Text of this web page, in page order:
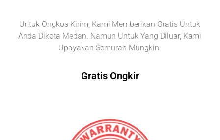
Untuk Ongkos Kirim, Kami Memberikan Gratis Untuk
Anda Dikota Medan. Namun Untuk Yang Diluar, Kami
Upayakan Semurah Mungkin.
Gratis Ongkir